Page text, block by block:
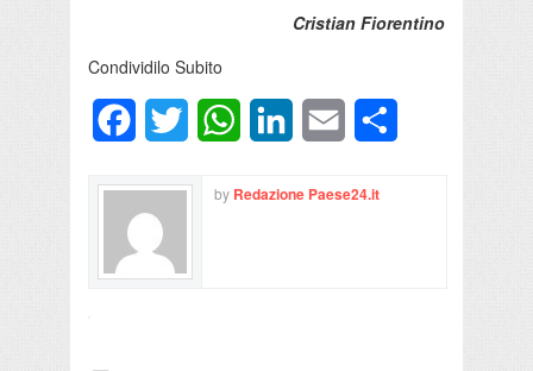
Cristian Fiorentino
Condividilo Subito
FacebookTwitter WhatsAppLinkedInEmail
by Redazione Paese24.it